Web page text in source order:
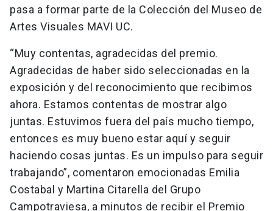
pasa a formar parte de la Colección del Museo de
Artes Visuales MAVI UC.
“Muy contentas, agradecidas del premio.
Agradecidas de haber sido seleccionadas en la
exposición y del reconocimiento que recibimos
ahora. Estamos contentas de mostrar algo
juntas. Estuvimos fuera del país mucho tiempo,
entonces es muy bueno estar aquí y seguir
haciendo cosas juntas. Es un impulso para seguir
trabajando”, comentaron emocionadas Emilia
Costabal y Martina Citarella del Grupo
Campotraviesa, a minutos de recibir el Premio